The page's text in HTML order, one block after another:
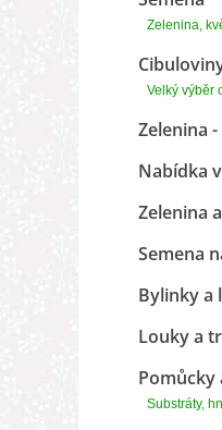
Zelenina,
Velký výběr
Zelenina
Nabídka
Zelenina
Semena
Bylinky a
Louky a
Pomůcky
Substráty,